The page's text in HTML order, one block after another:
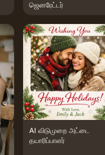
ஜெனரேட்டர்
AI விடுமுறை அட்டை
தயாரிப்பாளர்